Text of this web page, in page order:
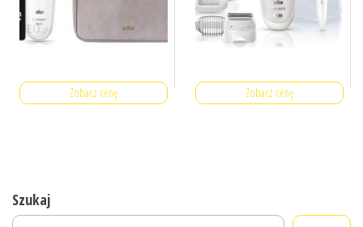
Zobacz cenę Zobacz cenę
Szukaj